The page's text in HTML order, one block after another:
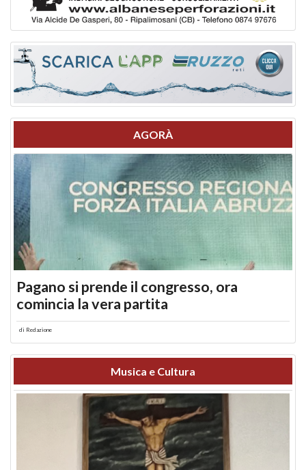
AGORÀ
Pagano si prende il congresso, ora
comincia la vera partita
di Redazione
Musica e Cultura